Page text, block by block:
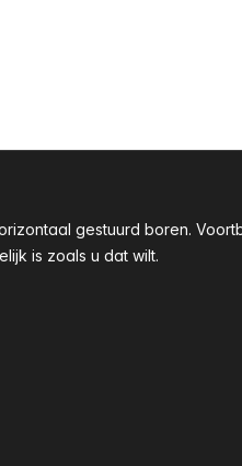
gestuurd boren.
is zoals u dat wilt.